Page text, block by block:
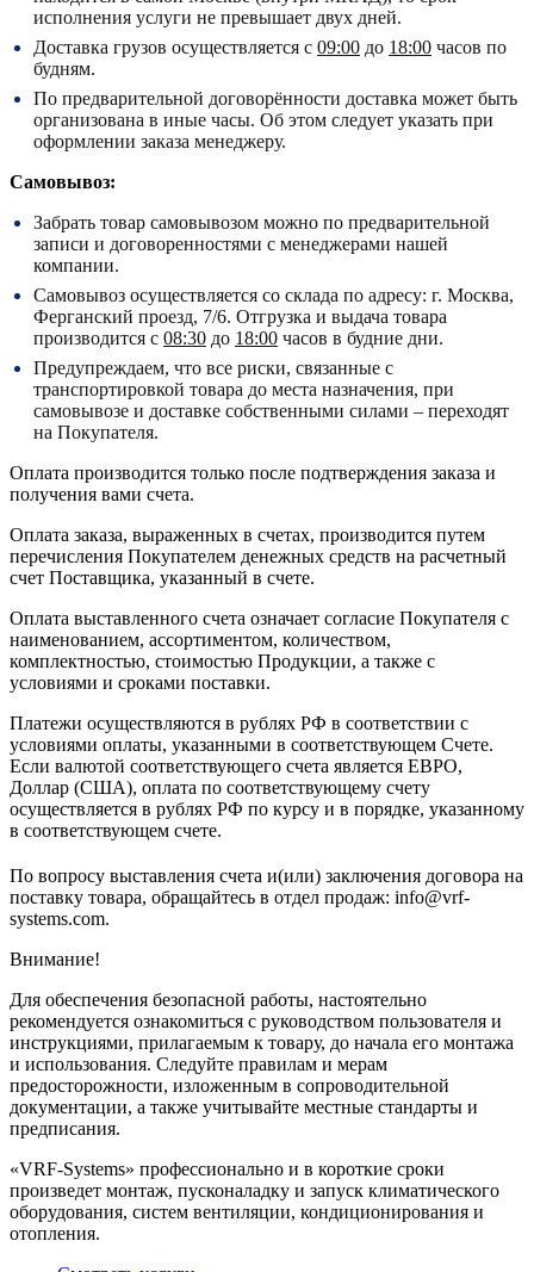
исполнения услуги не превышает двух дней.
Доставка грузов осуществляется с 09:00 до 18:00 часов по
будням.
По предварительной договорённости доставка может быть
организована в иные часы. Об этом следует указать при
оформлении заказа менеджеру.
Самовывоз:
Забрать товар самовывозом можно по предварительной
записи и договоренностями с менеджерами нашей
компании.
Самовывоз осуществляется со склада по адресу: г. Москва,
Ферганский проезд, 7/6. Отгрузка и выдача товара
производится с 08:30 до 18:00 часов в будние дни.
Предупреждаем, что все риски, связанные с
транспортировкой товара до места назначения, при
самовывозе и доставке собственными силами – переходят
на Покупателя.
Оплата производится только после подтверждения заказа и
получения вами счета.
Оплата заказа, выраженных в счетах, производится путем
перечисления Покупателем денежных средств на расчетный
счет Поставщика, указанный в счете.
Оплата выставленного счета означает согласие Покупателя с
наименованием, ассортиментом, количеством,
комплектностью, стоимостью Продукции, а также с
условиями и сроками поставки.
Платежи осуществляются в рублях РФ в соответствии с
условиями оплаты, указанными в соответствующем Счете.
Если валютой соответствующего счета является ЕВРО,
Доллар (США), оплата по соответствующему cчету
осуществляется в рублях РФ по курсу и в порядке, указанному
в соответствующем cчете.
По вопросу выставления счета и(или) заключения договора на
поставку товара, обращайтесь в отдел продаж: info@vrf-
systems.com.
Внимание!
Для обеспечения безопасной работы, настоятельно
рекомендуется ознакомиться с руководством пользователя и
инструкциями, прилагаемым к товару, до начала его монтажа
и использования. Следуйте правилам и мерам
предосторожности, изложенным в сопроводительной
документации, а также учитывайте местные стандарты и
предписания.
«VRF-Systems» профессионально и в короткие сроки
произведет монтаж, пусконаладку и запуск климатического
оборудования, систем вентиляции, кондиционирования и
отопления.